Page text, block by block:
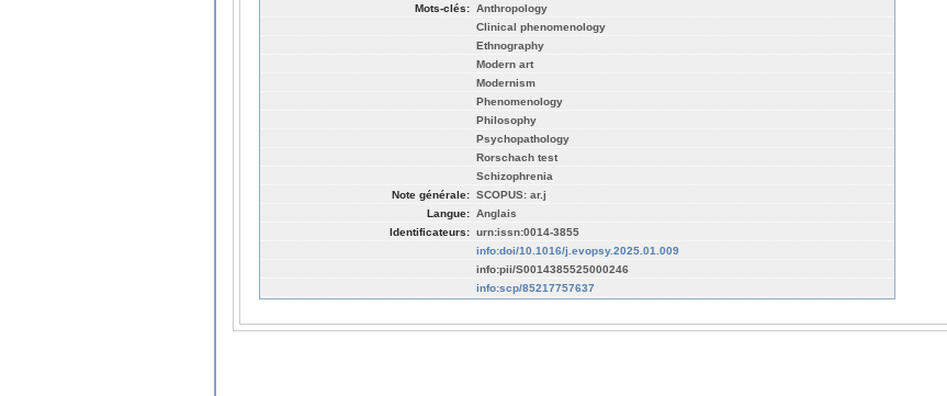
Mots-clés: Anthropology
Clinical phenomenology
Ethnography
Modern art
Modernism
Phenomenology
Philosophy
Psychopathology
Rorschach test
Schizophrenia
Note générale: SCOPUS: ar.j
Langue: Anglais
Identificateurs: urn:issn:0014-3855
info:doi/10.1016/j.evopsy.2025.01.009
info:pii/S0014385525000246
info:scp/85217757637